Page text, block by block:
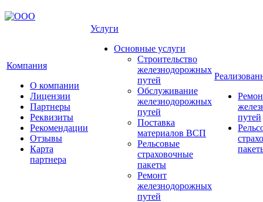
Компания
О компании
Лицензии
Партнеры
Реквизиты
Рекомендации
Отзывы
Карта
партнера
Услуги
Основные услуги
Строительство
железнодорожных
путей
Обслуживание
железнодорожных
путей
Поставка
материалов ВСП
Рельсовые
страховочные
пакеты
Ремонт
железнодорожных
путей
путей